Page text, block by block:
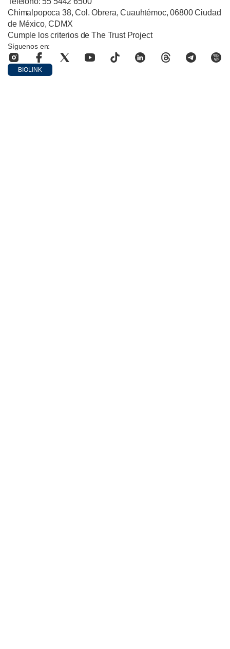
Chimalpopoca 38, Col. Obrera, Cuauhtémoc, 06800 Ciudad
de México, CDMX
Cumple los criterios de The Trust Project
Síguenos en:
BIOLINK